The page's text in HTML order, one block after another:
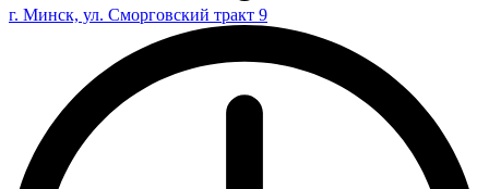
г. Минск, ул. Сморговский тракт 9